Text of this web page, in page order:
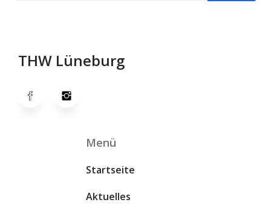
THW Lüneburg
Menü
Startseite
Aktuelles